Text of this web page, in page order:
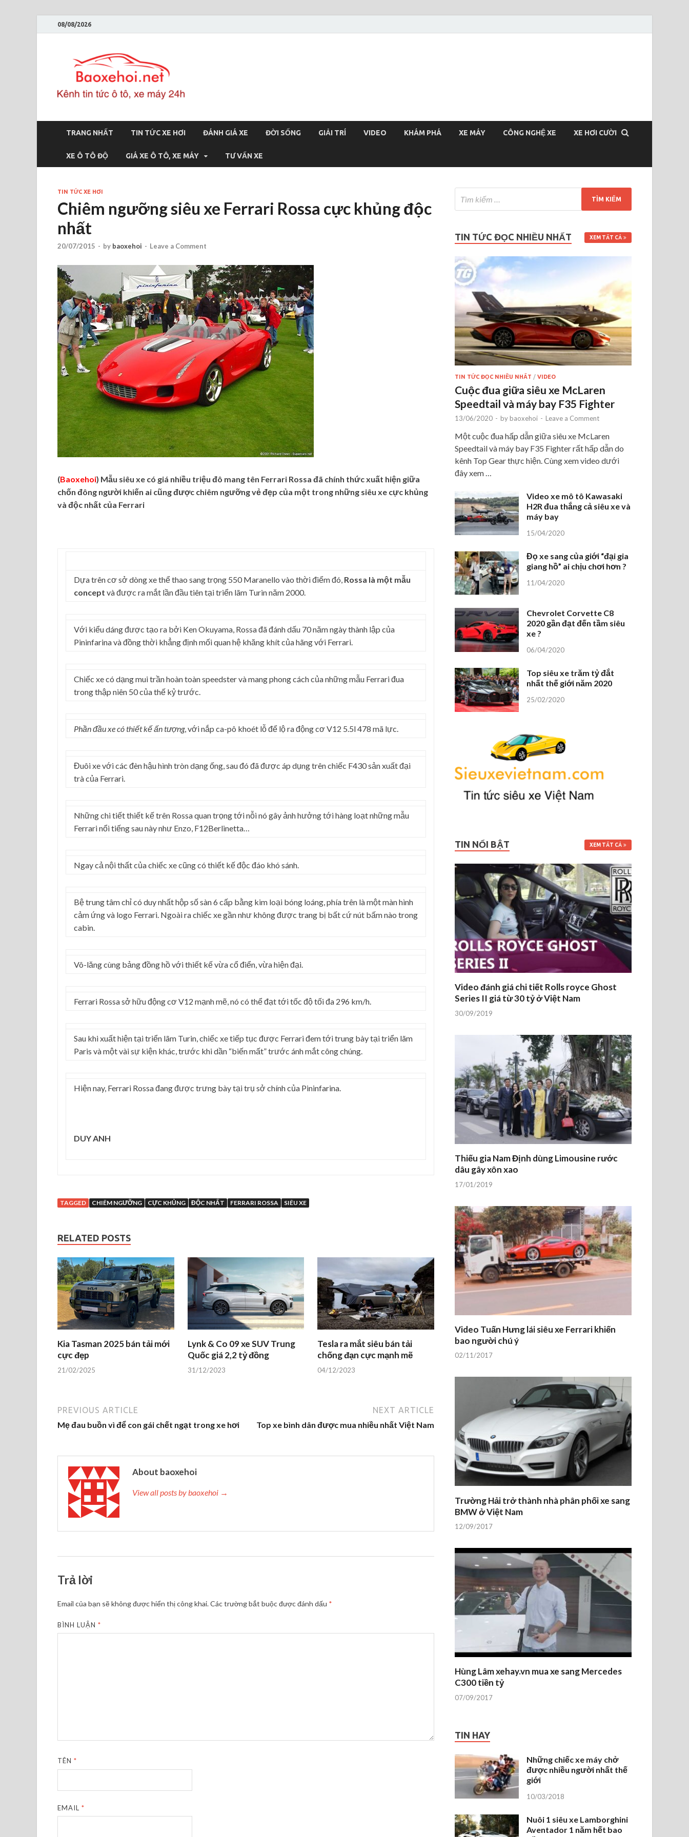
08/08/2026
TRANG NHẤT TIN TỨC XE HƠI ĐÁNH GIÁ XE ĐỜI SỐNG GIẢI TRÍ VIDEO KHÁM PHÁ XE MÁY CÔNG NGHỆ XE XE HƠI CƯỜI
XE Ô TÔ ĐỘ GIÁ XE Ô TÔ, XE MÁY TƯ VẤN XE
TIN TỨC XE HƠI
Chiêm ngưỡng siêu xe Ferrari Rossa cực khủng độc
nhất
20/07/2015 - by baoxehoi - Leave a Comment
(Baoxehoi) Mẫu siêu xe có giá nhiều triệu đô mang tên Ferrari Rossa đã chính thức xuất hiện giữa
chốn đông người khiến ai cũng được chiêm ngưỡng vẻ đẹp của một trong những siêu xe cực khủng
và độc nhất của Ferrari
Dựa trên cơ sở dòng xe thể thao sang trọng 550 Maranello vào thời điểm đó, Rossa là một mẫu
concept và được ra mắt lần đầu tiên tại triển lãm Turin năm 2000.
Với kiểu dáng được tạo ra bởi Ken Okuyama, Rossa đã đánh dấu 70 năm ngày thành lập của
Pininfarina và đồng thời khẳng định mối quan hệ khăng khít của hãng với Ferrari.
Chiếc xe có dạng mui trần hoàn toàn speedster và mang phong cách của những mẫu Ferrari đua
trong thập niên 50 của thế kỷ trước.
Phần đầu xe có thiết kế ấn tượng, với nắp ca-pô khoét lỗ để lộ ra động cơ V12 5.5l 478 mã lực.
Đuôi xe với các đèn hậu hình tròn dạng ống, sau đó đã được áp dụng trên chiếc F430 sản xuất đại
trà của Ferrari.
Những chi tiết thiết kế trên Rossa quan trọng tới nỗi nó gây ảnh hưởng tới hàng loạt những mẫu
Ferrari nổi tiếng sau này như Enzo, F12Berlinetta…
Ngay cả nội thất của chiếc xe cũng có thiết kế độc đáo khó sánh.
Bệ trung tâm chỉ có duy nhất hộp số sàn 6 cấp bằng kim loại bóng loáng, phía trên là một màn hình
cảm ứng và logo Ferrari. Ngoài ra chiếc xe gần như không được trang bị bất cứ nút bấm nào trong
cabin.
Vô-lăng cùng bảng đồng hồ với thiết kế vừa cổ điển, vừa hiện đại.
Ferrari Rossa sở hữu động cơ V12 mạnh mẽ, nó có thể đạt tới tốc độ tối đa 296 km/h.
Sau khi xuất hiện tại triển lãm Turin, chiếc xe tiếp tục được Ferrari đem tới trung bày tại triển lãm
Paris và một vài sự kiện khác, trước khi dần “biến mất” trước ánh mắt công chúng.
Hiện nay, Ferrari Rossa đang được trưng bày tại trụ sở chính của Pininfarina.
DUY ANH
TAGGED CHIÊM NGƯỠNG CỰC KHỦNG ĐỘC NHẤT FERRARI ROSSA SIÊU XE
RELATED POSTS
Kia Tasman 2025 bán tải mới
cực đẹp
21/02/2025
Lynk & Co 09 xe SUV Trung
Quốc giá 2,2 tỷ đồng
31/12/2023
Tesla ra mắt siêu bán tải
chống đạn cực mạnh mẽ
04/12/2023
PREVIOUS ARTICLE
Mẹ đau buồn vì để con gái chết ngạt trong xe hơi
NEXT ARTICLE
Top xe bình dân được mua nhiều nhất Việt Nam
About baoxehoi
View all posts by baoxehoi →
Trả lời
Email của bạn sẽ không được hiển thị công khai.Các trường bắt buộc được đánh dấu *
BÌNH LUẬN*
TÊN*
EMAIL*
TIN TỨC ĐỌC NHIỀU NHẤT XEM TẤT CẢ
TIN TỨC ĐỌC NHIỀU NHẤT /VIDEO
Cuộc đua giữa siêu xe McLaren
Speedtail và máy bay F35 Fighter
13/06/2020 - by baoxehoi - Leave a Comment
Một cuộc đua hấp dẫn giữa siêu xe McLaren
Speedtail và máy bay F35 Fighter rất hấp dẫn do
kênh Top Gear thực hiện. Cùng xem video dưới
đây xem …
Video xe mô tô Kawasaki
H2R đua thắng cả siêu xe và
máy bay
15/04/2020
Đọ xe sang của giới “đại gia
giang hồ” ai chịu chơi hơn ?
11/04/2020
Chevrolet Corvette C8
2020 gần đạt đến tầm siêu
xe ?
06/04/2020
Top siêu xe trăm tỷ đắt
nhất thế giới năm 2020
25/02/2020
TIN NỔI BẬT XEM TẤT CẢ
Video đánh giá chi tiết Rolls royce Ghost
Series II giá từ 30 tỷ ở Việt Nam
30/09/2019
Thiếu gia Nam Định dùng Limousine rước
dâu gây xôn xao
17/01/2019
Video Tuấn Hưng lái siêu xe Ferrari khiến
bao người chú ý
02/11/2017
Trường Hải trở thành nhà phân phối xe sang
BMW ở Việt Nam
12/09/2017
Hùng Lâm xehay.vn mua xe sang Mercedes
C300 tiền tỷ
07/09/2017
TIN HAY
Những chiếc xe máy chở
được nhiều người nhất thế
giới
10/03/2018
Nuôi 1 siêu xe Lamborghini
Aventador 1 năm hết bao